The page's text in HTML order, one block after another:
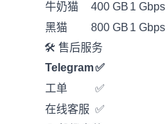
牛奶猫
400 GB 1 Gbps
黑猫
800 GB 1 Gbps
🛠️ 售后服务
Telegram✅
工单
✅
在线客服 ✅